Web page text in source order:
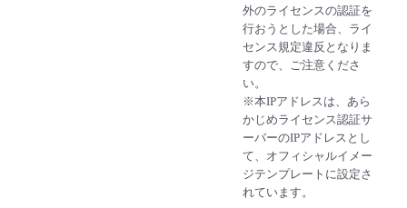
外のライセンスの認証を
行おうとした場合、ライ
センス規定違反となりま
すので、ご注意くださ
い。
※本IPアドレスは、あら
かじめライセンス認証サ
ーバーのIPアドレスとし
て、オフィシャルイメー
ジテンプレートに設定さ
れています。